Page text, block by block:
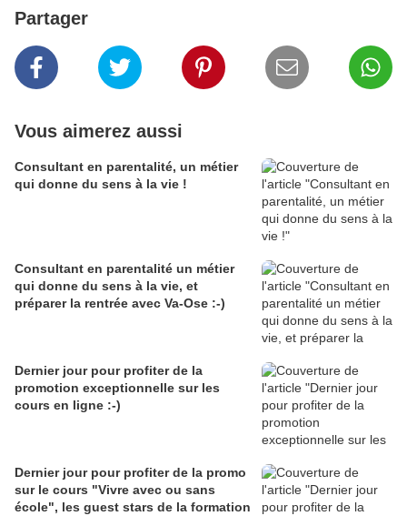
Partager
Vous aimerez aussi
Consultant en parentalité, un métier
qui donne du sens à la vie !
Consultant en parentalité un métier
qui donne du sens à la vie, et
préparer la rentrée avec Va-Ose :-)
Dernier jour pour profiter de la
promotion exceptionnelle sur les
cours en ligne :-)
Dernier jour pour profiter de la promo
sur le cours "Vivre avec ou sans
école", les guest stars de la formation